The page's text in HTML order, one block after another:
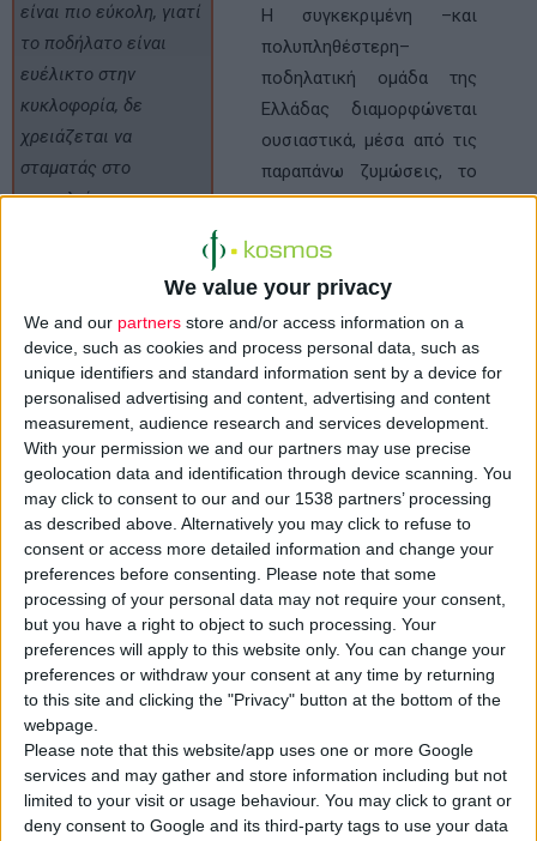
We value your privacy
We and our partners store and/or access information on a
device, such as cookies and process personal data, such as
unique identifiers and standard information sent by a device for
personalised advertising and content, advertising and content
measurement, audience research and services development.
With your permission we and our partners may use precise
geolocation data and identification through device scanning. You
may click to consent to our and our 1538 partners’ processing
as described above. Alternatively you may click to refuse to
consent or access more detailed information and change your
preferences before consenting. Please note that some
processing of your personal data may not require your consent,
but you have a right to object to such processing. Your
preferences will apply to this website only. You can change your
preferences or withdraw your consent at any time by returning
to this site and clicking the "Privacy" button at the bottom of the
webpage.
Please note that this website/app uses one or more Google
services and may gather and store information including but not
limited to your visit or usage behaviour. You may click to grant or
deny consent to Google and its third-party tags to use your data
είναι πιο εύκολη, γιατί
το ποδήλατο είναι
ευέλικτο στην
κυκλοφορία, δε
χρειάζεται να
σταματάς στο
μποτιλιάρισμα,
αναδιπλούμενα
ποδήλατα προς το
παρόν) και επίσης
κινείται σε
πεζοδρόμια και
πεζόδρομους.
Οι ποδηλατόδρομοι
κάνουν την εμφάνισή
τους στην Αθήνα σιγά
σιγά, ενώ σε άλλες
επαρχιακές πόλεις και
πόλεις του
εξωτερικού υπάρχουν
εδώ και χρόνια και
γεμίζουν με ποδήλατα.
Τέσσερις...
οργανωμένοι
Η συγκεκριμένη –και
πολυπληθέστερη–
ποδηλατική ομάδα της
Ελλάδας διαμορφώνεται
ουσιαστικά, μέσα από τις
παραπάνω ζυμώσεις, το
2006, αποτελώντας τη
και διατυμπανίζοντας ότι
το ποδήλατο δεν είναι,
μόνο, παιχνίδι αλλά ένα
εναλλακτικό μέσο
μετακίνησης, πάθος, αγάπη
και, τελικά, ελευθερία
μέσα στην αποπνιχτική,
στριμωγμένη, μουντή
αθηναϊκή πραγματικότητα
των εκατομμυρίων
αυτοκινήτων.
«Πρεσβευτές» αυτής της
ολοένα αυξανόμενης –με
τη βοήθεια του
διαδικτύου–
περίπου 2.500 μέλη της,
από 3 έως 80 χρόνων, τα
οποία με τακτικές και